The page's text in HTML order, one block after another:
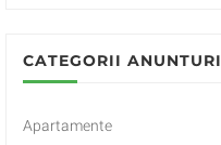
CATEGORII ANUNTURI
Apartamente